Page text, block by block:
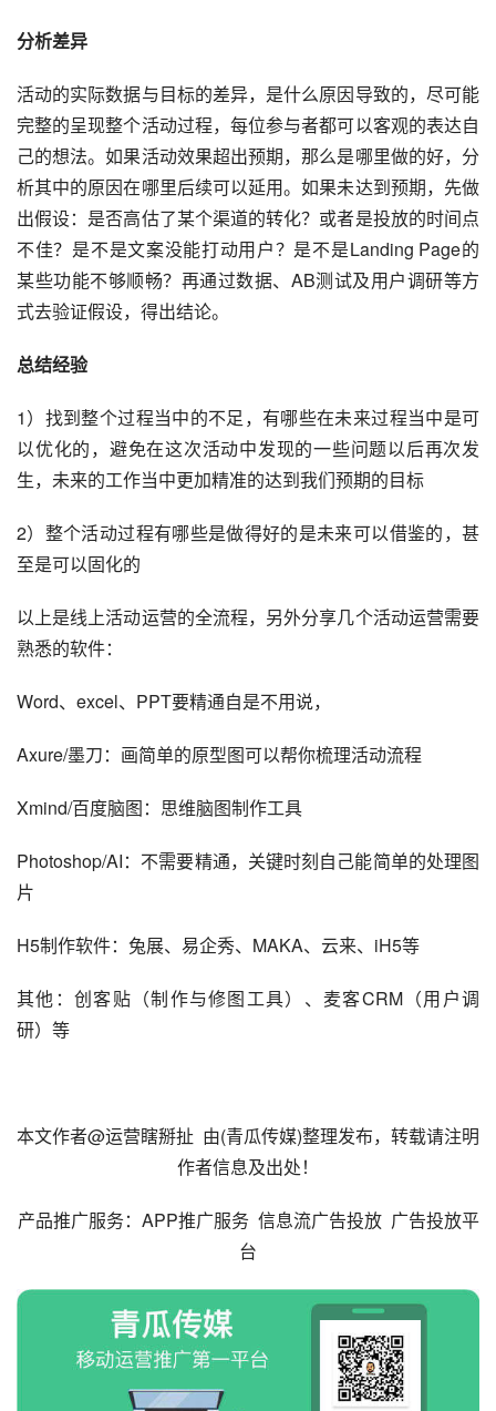
分析差异
活动的实际数据与目标的差异，是什么原因导致的，尽可能
完整的呈现整个活动过程，每位参与者都可以客观的表达自
己的想法。如果活动效果超出预期，那么是哪里做的好，分
析其中的原因在哪里后续可以延用。如果未达到预期，先做
出假设：是否高估了某个渠道的转化？或者是投放的时间点
不佳？是不是文案没能打动用户？是不是Landing Page的
某些功能不够顺畅？再通过数据、AB测试及用户调研等方
式去验证假设，得出结论。
总结经验
1）找到整个过程当中的不足，有哪些在未来过程当中是可
以优化的，避免在这次活动中发现的一些问题以后再次发
生，未来的工作当中更加精准的达到我们预期的目标
2）整个活动过程有哪些是做得好的是未来可以借鉴的，甚
至是可以固化的
以上是线上活动运营的全流程，另外分享几个活动运营需要
熟悉的软件：
Word、excel、PPT要精通自是不用说，
Axure/墨刀：画简单的原型图可以帮你梳理活动流程
Xmind/百度脑图：思维脑图制作工具
Photoshop/AI：不需要精通，关键时刻自己能简单的处理图
片
H5制作软件：兔展、 易企秀、MAKA、云来、iH5等
其他：创客贴（制作与修图工具）、麦客CRM（用户调
研）等
本文作者@运营瞎掰扯  由(青瓜传媒)整理发布，转载请注明
作者信息及出处！
产品推广服务： APP推广服务 信息流广告投放 广告投放平
台